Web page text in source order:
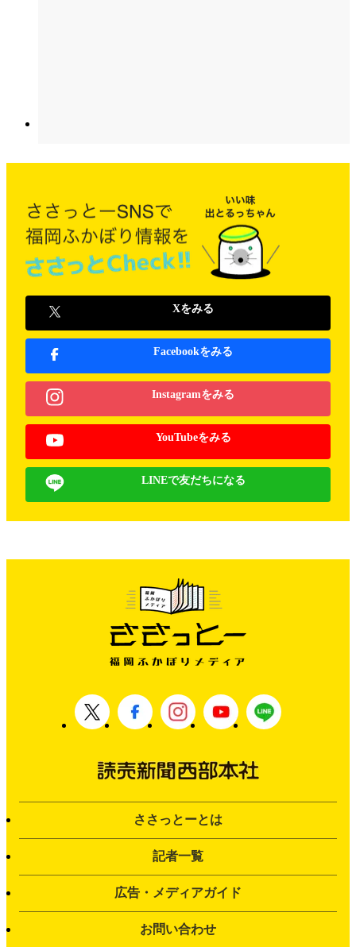
Xをみる
Facebookをみる
Instagramをみる
YouTubeをみる
LINEで友だちになる
ささっとーとは
記者一覧
広告・メディアガイド
お問い合わせ